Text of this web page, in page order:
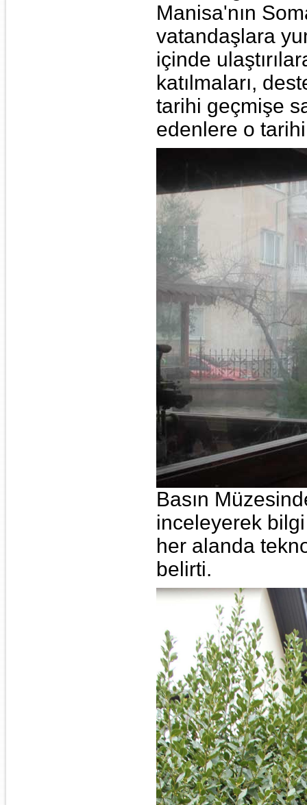
Manisa'nın
vatandaşlara
içinde
katılmaları,
tarihi geçmişe
edenlere o
Basın
inceleyerek bilgi
her alanda
belirti.